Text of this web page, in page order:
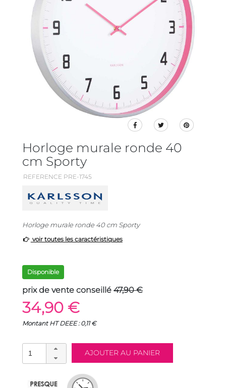
Horloge murale ronde 40
cm Sporty
REFERENCE PRE-1745
Horloge murale ronde 40 cm Sporty
voir toutes les caractéristiques
Disponible
prix de vente conseillé 47,90 €
34,90 €
Montant HT DEEE : 0,11 €